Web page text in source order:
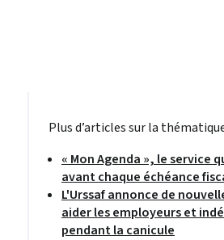
Plus d’articles sur la
« Mon Agenda », le service
avant chaque échéance
L'Urssaf annonce de
aider les employeurs et
pendant la canicule